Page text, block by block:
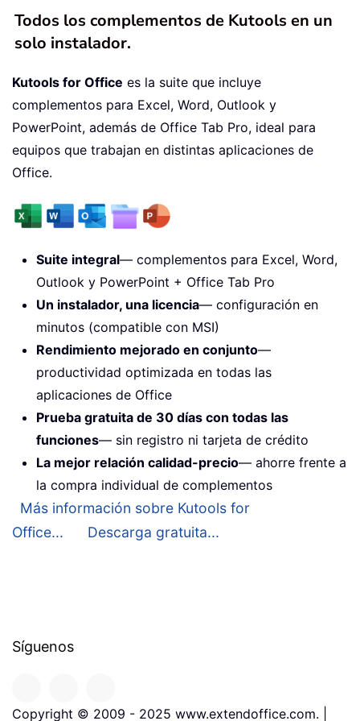
Todos los complementos de Kutools en un
solo instalador.
Kutools for Office es la suite que incluye
complementos para Excel, Word, Outlook y
PowerPoint, además de Office Tab Pro, ideal para
equipos que trabajan en distintas aplicaciones de
Office.
Suite integral— complementos para Excel, Word,
Outlook y PowerPoint + Office Tab Pro
Un instalador, una licencia— configuración en
minutos (compatible con MSI)
Rendimiento mejorado en conjunto—
productividad optimizada en todas las
aplicaciones de Office
Prueba gratuita de 30 días con todas las
funciones— sin registro ni tarjeta de crédito
La mejor relación calidad-precio— ahorre frente a
la compra individual de complementos
Más información sobre Kutools for
Office...
Descarga gratuita...
Síguenos
Copyright © 2009 - 2025 www.extendoffice.com. |